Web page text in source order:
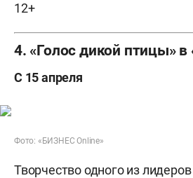
12+
4. «Голос дикой птицы»
С 15 апреля
Фото: «БИЗНЕС Online»
Творчество одного из